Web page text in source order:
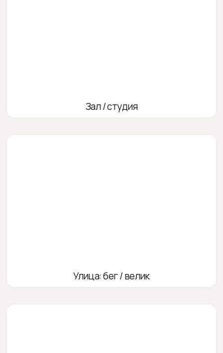
Зал / студия
Улица: бег / велик